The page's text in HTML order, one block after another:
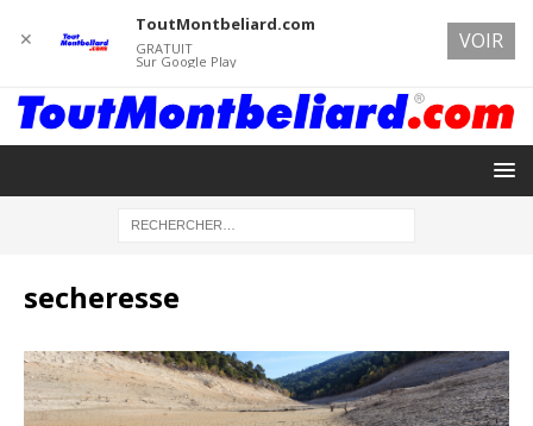
secheresse
✕
ToutMontbeliard.com
GRATUIT
Sur Google Play
VOIR